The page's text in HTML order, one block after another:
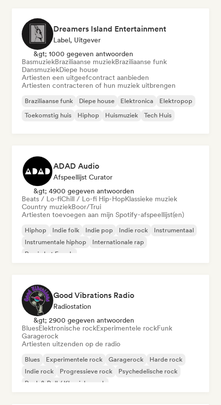
Dreamers Island Entertainment
Label, Uitgever
&gt; 1000 gegeven antwoorden
BasmuziekBraziliaanse muziekBraziliaanse funk
DansmuziekDiepe house
Artiesten een uitgeefcontract aanbieden
Artiesten contracteren of hun muziek uitbrengen
Braziliaanse funk Diepe house Elektronica
Elektropop
Toekomstig huis
Hiphop Huismuziek Tech Huis
ADAD Audio
Afspeellijst Curator
&gt; 4900 gegeven antwoorden
Beats / Lo-fiChill / Lo-fi Hip-HopKlassieke muziek
Country muziekBoor/Trui
Artiesten toevoegen aan mijn Spotify-afspeellijst(en)
Hiphop Indie folk Indie pop Indie rock
Instrumentaal
Instrumentale hiphop
Internationale rap
Rap in het Engels
Good Vibrations Radio
Radiostation
&gt; 2900 gegeven antwoorden
BluesElektronische rockExperimentele rockFunk
Garagerock
Artiesten uitzenden op de radio
Blues Experimentele rock Garagerock
Harde rock
Indie rock
Progressieve rock
Psychedelische rock
Rock & Roll / Klassieke rock